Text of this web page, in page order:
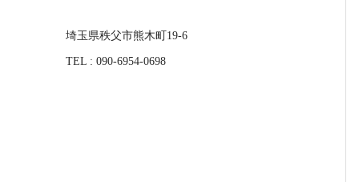
埼玉県秩父市熊木町19-6
TEL : 090-6954-0698